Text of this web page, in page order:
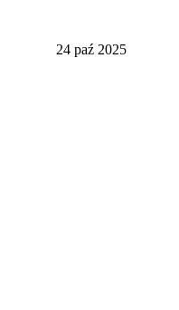
24 paź 2025